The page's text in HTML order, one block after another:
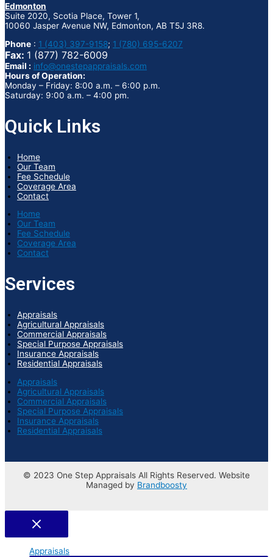
Edmonton
Suite 2020, Scotia Place, Tower 1,
10060 Jasper Avenue NW, Edmonton, AB T5J 3R8.
Phone : 1 (403) 397-9158; 1 (780) 695-6207
Fax: 1 (877) 782-6009
Email : info@onestepappraisals.com
Hours of Operation:
Monday – Friday: 8:00 a.m. – 6:00 p.m.
Saturday: 9:00 a.m. – 4:00 pm.
Quick Links
Home
Our Team
Fee Schedule
Coverage Area
Contact
Home
Our Team
Fee Schedule
Coverage Area
Contact
Services
Appraisals
Agricultural Appraisals
Commercial Appraisals
Special Purpose Appraisals
Insurance Appraisals
Residential Appraisals
Appraisals
Agricultural Appraisals
Commercial Appraisals
Special Purpose Appraisals
Insurance Appraisals
Residential Appraisals
© 2023 One Step Appraisals All Rights Reserved. Website
Managed by Brandboosty
Appraisals